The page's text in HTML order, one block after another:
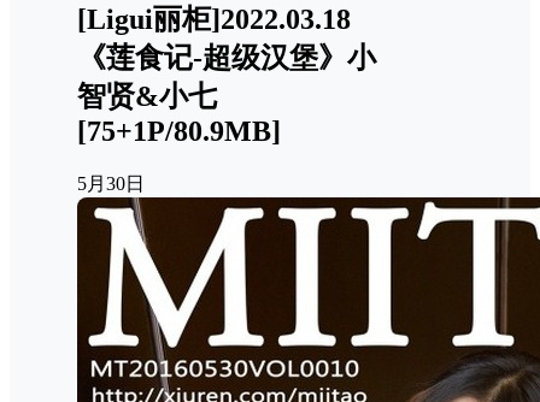
[Ligui丽柜]2022.03.18
《莲食记-超级汉堡》小
智贤&小七
[75+1P/80.9MB]
5月30日